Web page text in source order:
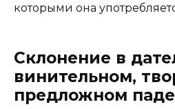
которыми она
Склонение в
винительном,
предложном